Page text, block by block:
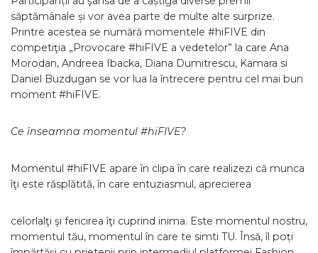
săptămânale și vor avea parte de multe alte surprize.
Printre acestea se numără momentele #hiFIVE din
competiţia „Provocare #hiFIVE a vedetelor” la care Ana
Morodan, Andreea Ibacka, Diana Dumitrescu, Kamara si
Daniel Buzdugan se vor lua la întrecere pentru cel mai bun
moment #hiFIVE.
Ce înseamna momentul #hiFIVE?
Momentul #hiFIVE apare în clipa în care realizezi că munca
îţi este răsplătită, în care entuziasmul, aprecierea
celorlalţi şi fericirea îţi cuprind inima. Este momentul nostru,
momentul tău, momentul în care te simti TU. Însă, îl poți